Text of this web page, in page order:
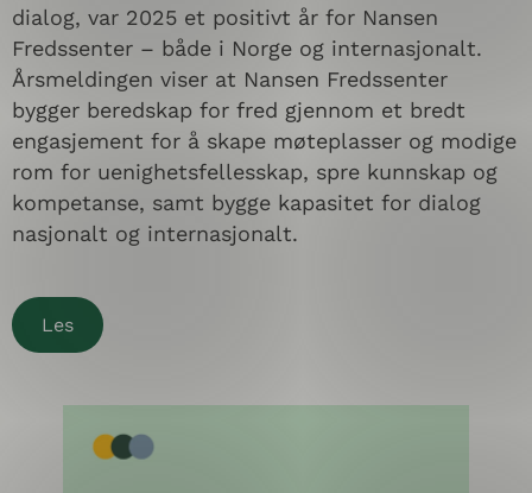
dialog, var 2025 et positivt år for Nansen
Fredssenter – både i Norge og internasjonalt.
Årsmeldingen viser at Nansen Fredssenter
bygger beredskap for fred gjennom et bredt
engasjement for å skape møteplasser og modige
rom for uenighetsfellesskap, spre kunnskap og
kompetanse, samt bygge kapasitet for dialog
nasjonalt og internasjonalt.
Les